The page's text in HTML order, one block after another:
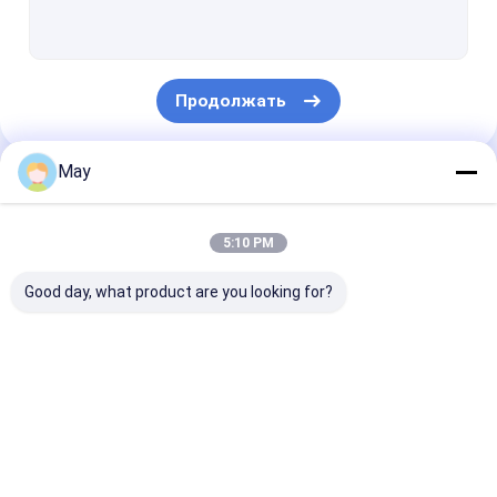
dimmable светодиодные драйвер
Датчик движения Pir
На с датчике функции
Продолжать
Наши Категории
May
5:10 PM
Good day, what product are you looking for?